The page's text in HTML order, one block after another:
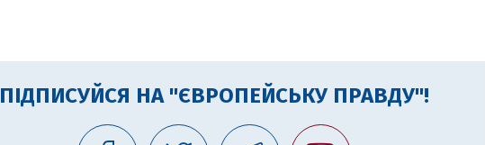
ПІДПИСУЙСЯ НА "ЄВРОПЕЙСЬКУ ПРАВДУ"!